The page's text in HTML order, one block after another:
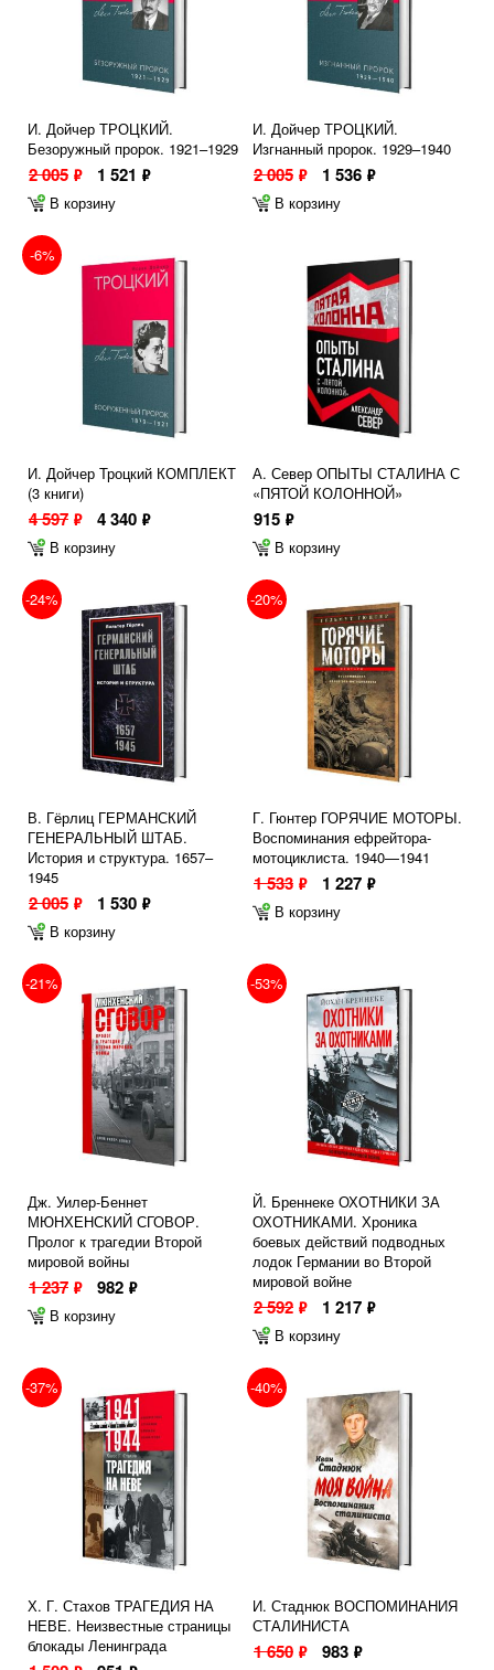
И. Дойчер ТРОЦКИЙ.
Безоружный пророк. 1921–1929
2 005 ф 1 521 ф
В корзину
И. Дойчер ТРОЦКИЙ.
Изгнанный пророк. 1929–1940
2 005 ф 1 536 ф
В корзину
-6%
И. Дойчер Троцкий КОМПЛЕКТ
(3 книги)
4 597 ф 4 340 ф
В корзину
А. Север ОПЫТЫ СТАЛИНА С
«ПЯТОЙ КОЛОННОЙ»
915 ф
В корзину
-24%
В. Гёрлиц ГЕРМАНСКИЙ
ГЕНЕРАЛЬНЫЙ ШТАБ.
История и структура. 1657–
1945
2 005 ф 1 530 ф
В корзину
-20%
Г. Гюнтер ГОРЯЧИЕ МОТОРЫ.
Воспоминания ефрейтора-
мотоциклиста. 1940—1941
1 533 ф 1 227 ф
В корзину
-21%
Дж. Уилер-Беннет
МЮНХЕНСКИЙ СГОВОР.
Пролог к трагедии Второй
мировой войны
1 237 ф 982 ф
В корзину
-53%
Й. Бреннеке ОХОТНИКИ ЗА
ОХОТНИКАМИ. Хроника
боевых действий подводных
лодок Германии во Второй
мировой войне
2 592 ф 1 217 ф
В корзину
-37%
Х. Г. Стахов ТРАГЕДИЯ НА
НЕВЕ. Неизвестные страницы
блокады Ленинграда
-40%
И. Стаднюк ВОСПОМИНАНИЯ
СТАЛИНИСТА
1 650 ф 983 ф